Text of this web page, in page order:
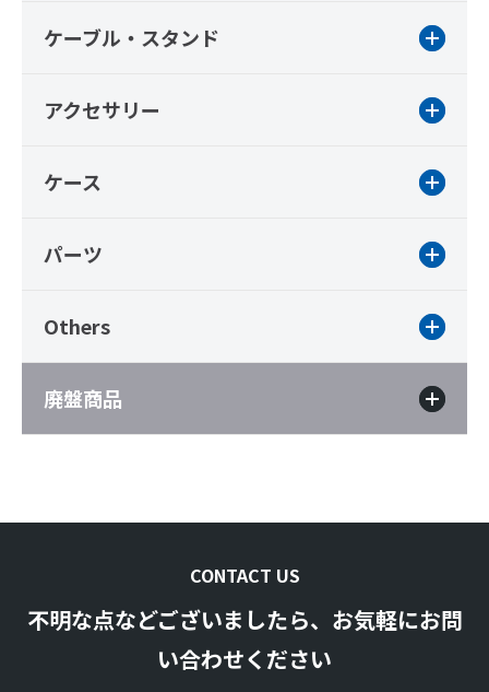
ケーブル・スタンド
アクセサリー
ケース
パーツ
Others
廃盤商品
CONTACT US
不明な点などございましたら、お気軽にお問
い合わせください